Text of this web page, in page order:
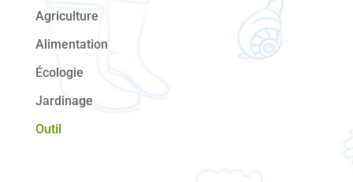
Agriculture
Alimentation
Écologie
Jardinage
Outil